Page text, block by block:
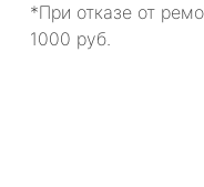
*При отказе от
1000 руб.